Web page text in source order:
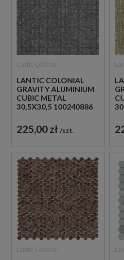
LANTIC COLONIAL
GRAVITY ALUMINIUM
CUBIC METAL
30,5X30,5 100240886
DEKORACYJNA
225,00 zł szt.